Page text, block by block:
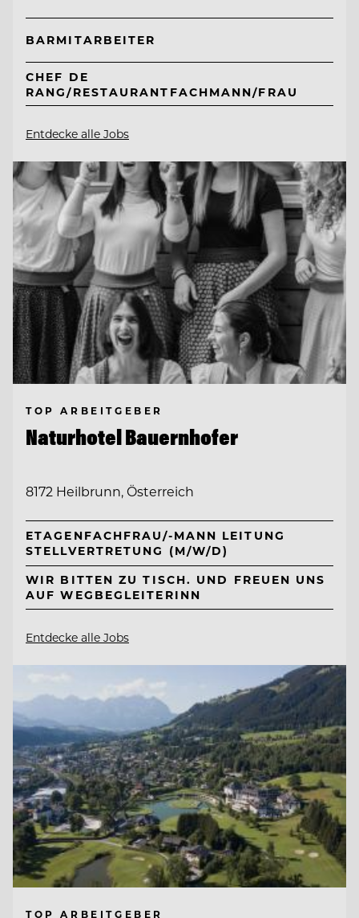
BARMITARBEITER
CHEF DE
RANG/RESTAURANTFACHMANN/FRAU
Entdecke alle Jobs
TOP ARBEITGEBER
Naturhotel Bauernhofer
8172 Heilbrunn, Österreich
ETAGENFACHFRAU/-MANN LEITUNG
STELLVERTRETUNG (M/W/D)
WIR BITTEN ZU TISCH. UND FREUEN UNS
AUF WEGBEGLEITERINN
Entdecke alle Jobs
TOP ARBEITGEBER